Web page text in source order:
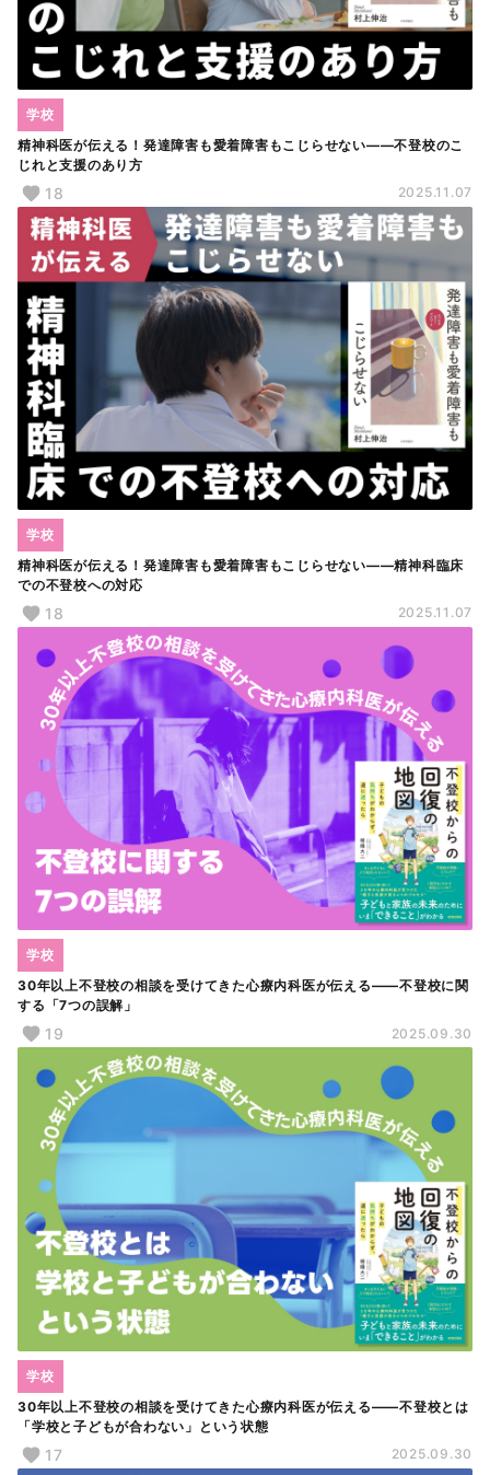
精神科医が伝える！発達障害も愛着障害もこじらせない――不登校のこ
じれと支援のあり方
学校
18 2025.11.07
精神科医が伝える！発達障害も愛着障害もこじらせない――精神科臨床
での不登校への対応
学校
18 2025.11.07
30年以上不登校の相談を受けてきた心療内科医が伝える――不登校に関
する「7つの誤解」
学校
19 2025.09.30
30年以上不登校の相談を受けてきた心療内科医が伝える――不登校とは
「学校と子どもが合わない」という状態
学校
17 2025.09.30